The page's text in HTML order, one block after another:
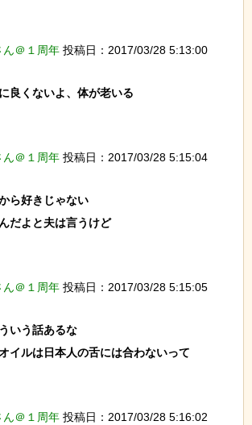
ん＠１周年 投稿日：2017/03/28 5:13:00
良くないよ、体が老いる
ん＠１周年 投稿日：2017/03/28 5:15:04
ら好きじゃない
だよと夫は言うけど
ん＠１周年 投稿日：2017/03/28 5:15:05
いう話あるな
イルは日本人の舌には合わないって
ん＠１周年 投稿日：2017/03/28 5:16:02